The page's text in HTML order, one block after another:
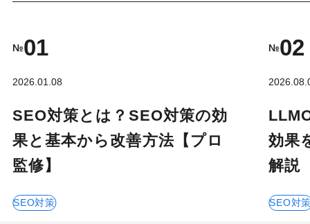
№01
2026.01.08
SEO対策とは？SEO対策の効
果と基本から改善方法【プロ
監修】
SEO対策
№02
効果
解説
SEO対